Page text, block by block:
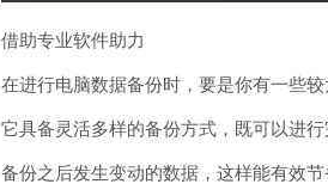
借助专业软件助力
在进行电脑数据备份时，要是你有一些
它具备灵活多样的备份方式，既可以进
备份之后发生变动的数据，这样能有效